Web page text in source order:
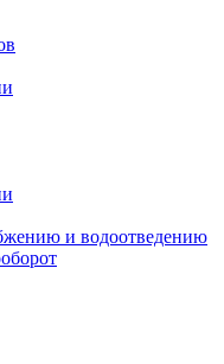
и водоотведению